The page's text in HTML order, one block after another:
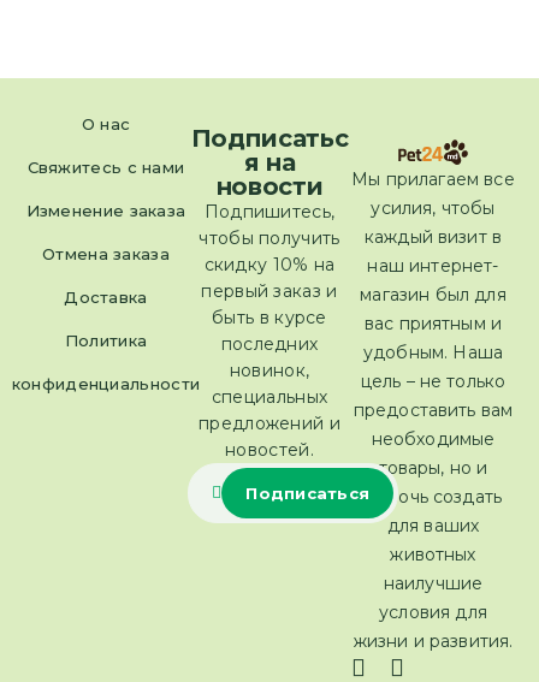
О нас
Свяжитесь с нами
Изменение заказа
Отмена заказа
Доставка
Политика
конфиденциальности
Мы прилагаем все
усилия, чтобы
каждый визит в
наш интернет-
магазин был для
вас приятным и
удобным. Наша
цель – не только
предоставить вам
необходимые
товары, но и
помочь создать
для ваших
животных
наилучшие
условия для
жизни и развития.
Подписатьс
я на
новости
Подпишитесь,
чтобы получить
скидку 10% на
первый заказ и
быть в курсе
последних
новинок,
специальных
предложений и
новостей.